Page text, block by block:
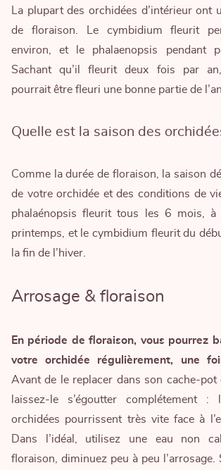
La plupart des orchidées d’intérieur ont
de floraison. Le cymbidium fleurit
environ, et le phalaenopsis pendant
Sachant qu’il fleurit deux fois par
pourrait être fleuri une bonne partie de
Quelle est la saison des
Comme la durée de floraison, la saison
de votre orchidée et des conditions de
phalaénopsis fleurit tous les 6 mois, à
printemps, et le cymbidium fleurit du
la fin de l’hiver.
Arrosage & floraison
En période de floraison, vous pourrez
votre orchidée régulièrement, une
Avant de le replacer dans son cache-pot
laissez-le s’égoutter complétement :
orchidées pourrissent très vite face à
Dans l’idéal, utilisez une eau non
floraison, diminuez peu à peu l’arrosage.